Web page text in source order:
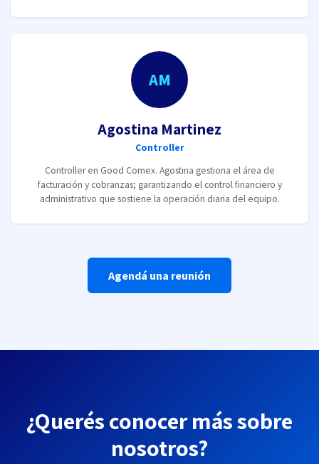
AM
Agostina Martinez
Controller
Controller en Good Comex. Agostina gestiona el área de
facturación y cobranzas; garantizando el control financiero y
administrativo que sostiene la operación diaria del equipo.
Agendá una reunión
¿Querés conocer más sobre
nosotros?